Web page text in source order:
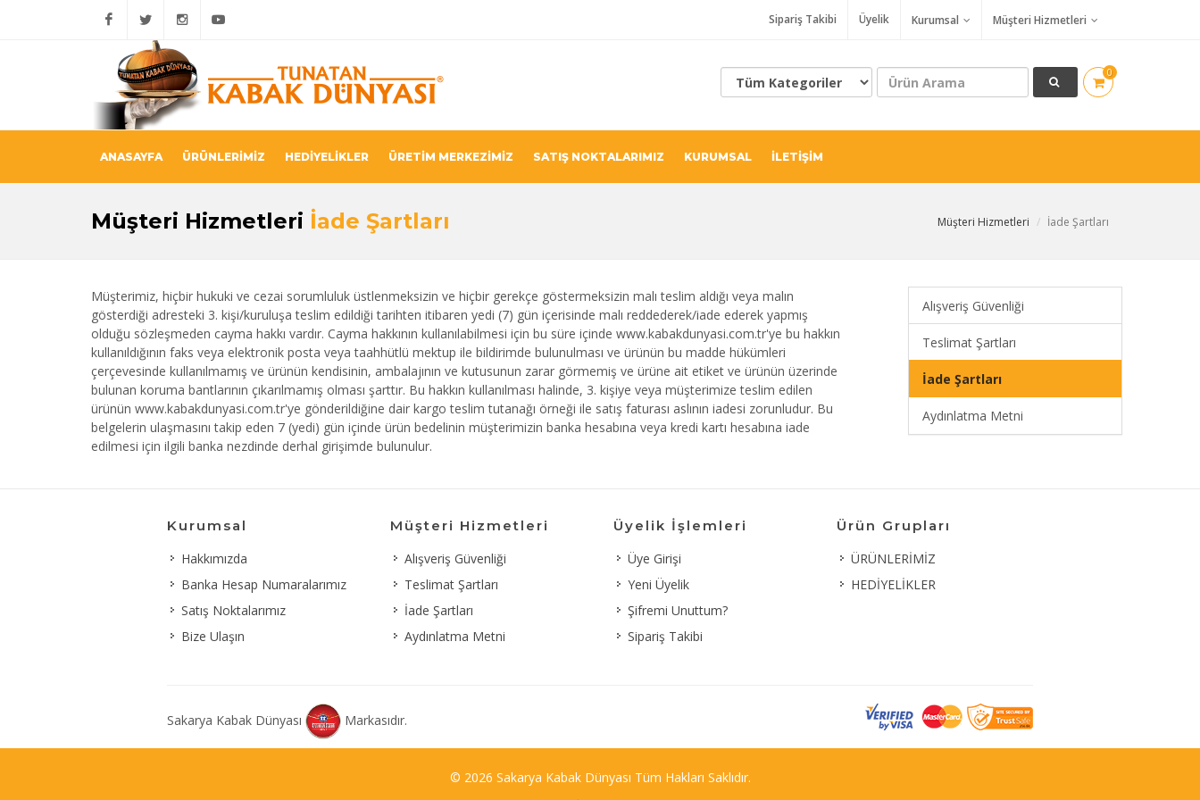
FacebookTwitterInstagram
Sipariş Takibi Üyelik Kurumsal Müşteri Hizmetleri
0
ANASAYFA ÜRÜNLERİMİZ HEDİYELİKLER ÜRETİM MERKEZİMİZ SATIŞ NOKTALARIMIZ KURUMSAL İLETİŞİM
Müşteri Hizmetleri İade Şartları Müşteri Hizmetleri İade Şartları
Müşterimiz, hiçbir hukuki ve cezai sorumluluk üstlenmeksizin ve hiçbir gerekçe göstermeksizin malı teslim aldığı veya malın
gösterdiği adresteki 3. kişi/kuruluşa teslim edildiği tarihten itibaren yedi (7) gün içerisinde malı reddederek/iade ederek yapmış
olduğu sözleşmeden cayma hakkı vardır. Cayma hakkının kullanılabilmesi için bu süre içinde www.kabakdunyasi.com.tr'ye bu hakkın
kullanıldığının faks veya elektronik posta veya taahhütlü mektup ile bildirimde bulunulması ve ürünün bu madde hükümleri
çerçevesinde kullanılmamış ve ürünün kendisinin, ambalajının ve kutusunun zarar görmemiş ve ürüne ait etiket ve ürünün üzerinde
bulunan koruma bantlarının çıkarılmamış olması şarttır. Bu hakkın kullanılması halinde, 3. kişiye veya müşterimize teslim edilen
ürünün www.kabakdunyasi.com.tr'ye gönderildiğine dair kargo teslim tutanağı örneği ile satış faturası aslının iadesi zorunludur. Bu
belgelerin ulaşmasını takip eden 7 (yedi) gün içinde ürün bedelinin müşterimizin banka hesabına veya kredi kartı hesabına iade
edilmesi için ilgili banka nezdinde derhal girişimde bulunulur.
Alışveriş Güvenliği
Teslimat Şartları
İade Şartları
Aydınlatma Metni
Kurumsal
Hakkımızda
Banka Hesap Numaralarımız
Satış Noktalarımız
Bize Ulaşın
Müşteri Hizmetleri
Alışveriş Güvenliği
Teslimat Şartları
İade Şartları
Aydınlatma Metni
Üyelik İşlemleri
Üye Girişi
Yeni Üyelik
Şifremi Unuttum?
Sipariş Takibi
Ürün Grupları
ÜRÜNLERİMİZ
HEDİYELİKLER
Sakarya Kabak Dünyası Markasıdır.
© 2026 Sakarya Kabak Dünyası Tüm Hakları Saklıdır.